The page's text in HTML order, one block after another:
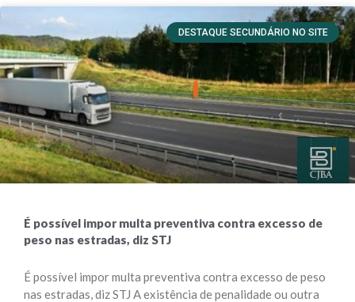
DESTAQUE SECUNDÁRIO NO SITE
É possível impor multa preventiva contra excesso de
peso nas estradas, diz STJ
É possível impor multa preventiva contra excesso de peso
nas estradas, diz STJ A existência de penalidade ou outra